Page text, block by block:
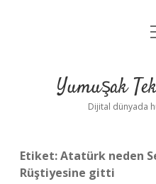
Yumuşak
Dijital dünyada
Etiket:Atatürk neden
Rüştiyesine gitti